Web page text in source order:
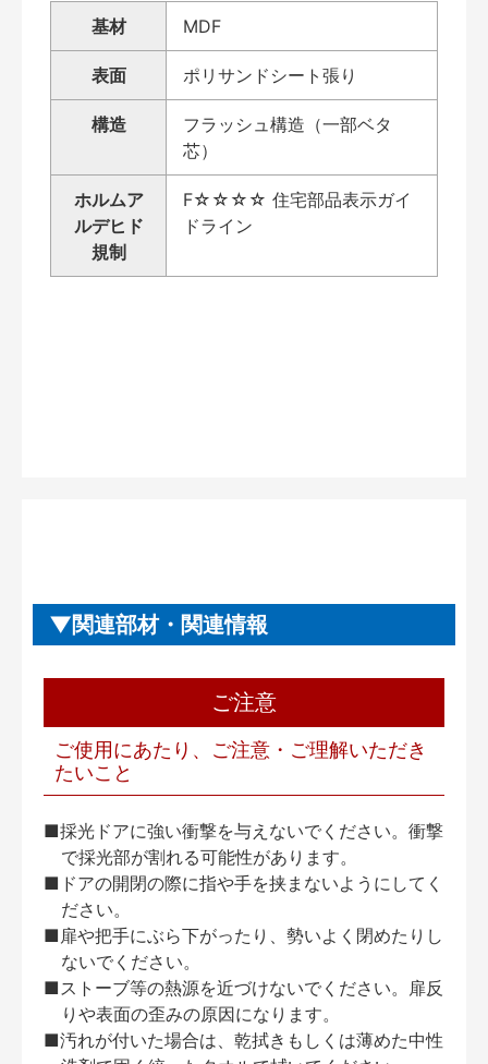
基材 MDF
表面 ポリサンドシート張り
構造
フラッシュ構造（一部ベタ
芯）
ホルムア
ルデヒド
規制
F☆☆☆☆ 住宅部品表示ガイ
ドライン
関連部材・関連情報
ご注意
ご使用にあたり、ご注意・ご理解いただき
たいこと
■採光ドアに強い衝撃を与えないでください。衝撃
で採光部が割れる可能性があります。
■ドアの開閉の際に指や手を挟まないようにしてく
ださい。
■扉や把手にぶら下がったり、勢いよく閉めたりし
ないでください。
■ストーブ等の熱源を近づけないでください。扉反
りや表面の歪みの原因になります。
■汚れが付いた場合は、乾拭きもしくは薄めた中性